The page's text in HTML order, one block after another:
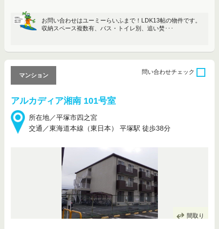
お問い合わせはユーミーらいふまで！LDK13帖の物件です。
収納スペース複数有、バス・トイレ別、追い焚･･･
アルカディア湘南 101号室
所在地／平塚市四之宮
交通／東海道本線（東日本） 平塚駅 徒歩38分
マンション
問い合わせチェック
間取り